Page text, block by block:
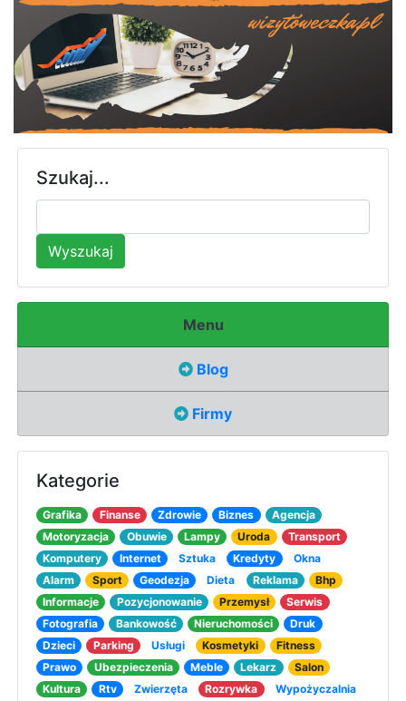
Szukaj...
Wyszukaj
Menu
Blog
Firmy
Kategorie
Grafika Finanse Zdrowie Biznes
Agencja
Motoryzacja
Obuwie Lampy Uroda
Transport
Komputery
Internet Sztuka Kredyty
Okna
Alarm
Sport Geodezja Dieta Reklama
Bhp
Informacje
Pozycjonowanie Przemysł
Serwis
Fotografia
Bankowość Nieruchomości
Druk
Dzieci
Parking Usługi Kosmetyki
Fitness
Prawo
Ubezpieczenia Meble Lekarz
Salon
Kultura
Rtv Zwierzęta Rozrywka
Wypożyczalnia